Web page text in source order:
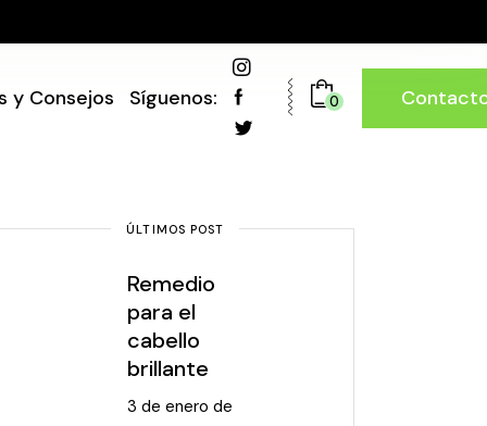
y Consejos Síguenos: 0
ÚLTIMOS POST
Remedio
para el
cabello
brillante
3 de enero de